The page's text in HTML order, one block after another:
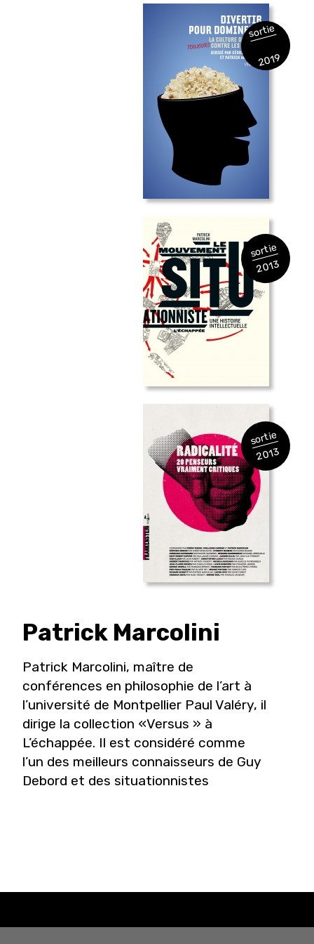
sortie
2019
sortie
2013
sortie
2013
Patrick Marcolini
Patrick Marcolini, maître de
conférences en philosophie de l’art à
l’université de Montpellier Paul Valéry, il
dirige la collection «Versus » à
L’échappée. Il est considéré comme
l’un des meilleurs connaisseurs de Guy
Debord et des situationnistes